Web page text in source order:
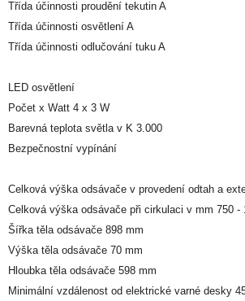
Třída účinnosti proudění tekutin A
Třída účinnosti osvětlení A
Třída účinnosti odlučování tuku A
LED osvětlení
Počet x Watt 4 x 3 W
Barevná teplota světla v K 3.000
Bezpečnostní vypínání
Celková výška odsávače v provedení odtah a
Celková výška odsávače při cirkulaci v mm 750 -
Šířka těla odsávače 898 mm
Výška těla odsávače 70 mm
Hloubka těla odsávače 598 mm
Minimální vzdálenost od elektrické varné desky